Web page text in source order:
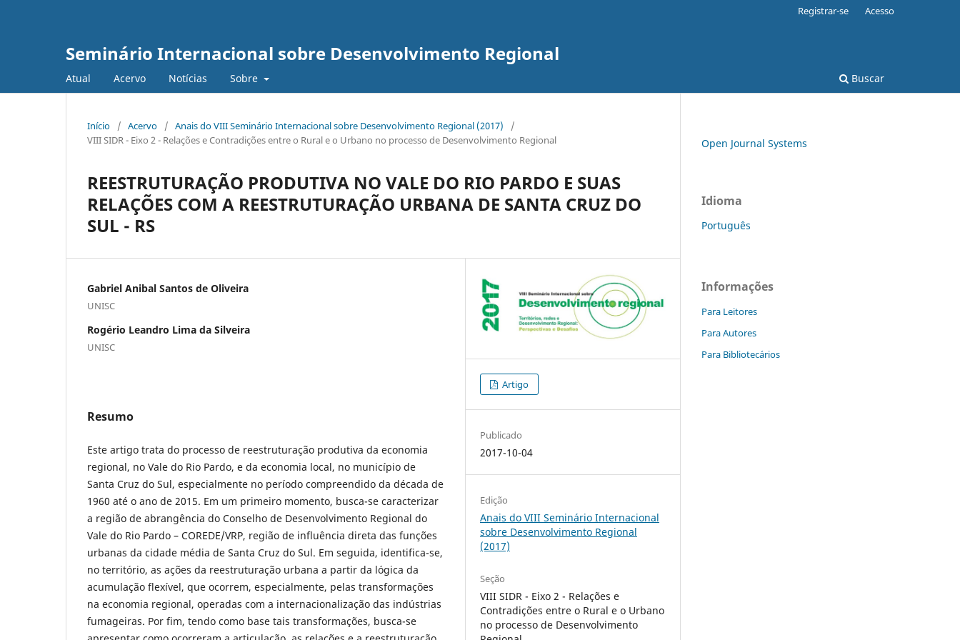
Seminário Internacional sobre Desenvolvimento Regional
Atual Acervo Notícias Sobre Buscar
Registrar-se Acesso
Início / Acervo / Anais do VIII Seminário Internacional sobre Desenvolvimento Regional (2017)
/
VIII SIDR - Eixo 2 - Relações e Contradições entre o Rural e o Urbano no processo de Desenvolvimento Regional
REESTRUTURAÇÃO PRODUTIVA NO VALE DO RIO PARDO E SUAS
RELAÇÕES COM A REESTRUTURAÇÃO URBANA DE SANTA CRUZ DO
SUL - RS
Gabriel Anibal Santos de Oliveira
UNISC
Rogério Leandro Lima da Silveira
UNISC
Resumo
Este artigo trata do processo de reestruturação produtiva da economia
regional, no Vale do Rio Pardo, e da economia local, no município de
Santa Cruz do Sul, especialmente no período compreendido da década de
1960 até o ano de 2015. Em um primeiro momento, busca-se caracterizar
a região de abrangência do Conselho de Desenvolvimento Regional do
Vale do Rio Pardo – COREDE/VRP, região de influência direta das funções
urbanas da cidade média de Santa Cruz do Sul. Em seguida, identifica-se,
no território, as ações da reestruturação urbana a partir da lógica da
acumulação flexível, que ocorrem, especialmente, pelas transformações
na economia regional, operadas com a internacionalização das indústrias
fumageiras. Por fim, tendo como base tais transformações, busca-se
Artigo
Publicado
2017-10-04
Edição
Anais do VIII Seminário Internacional
sobre Desenvolvimento Regional
(2017)
Seção
VIII SIDR - Eixo 2 - Relações e
Contradições entre o Rural e o Urbano
no processo de Desenvolvimento
Open Journal Systems
Idioma
Português
Informações
Para Leitores
Para Autores
Para Bibliotecários